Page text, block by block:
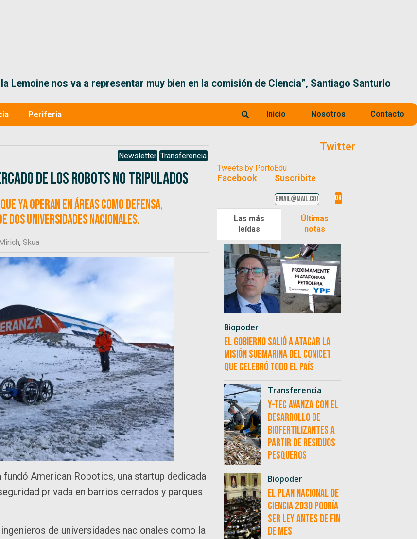
Lemoine nos va a representar muy bien en la comisión de Ciencia”, Santiago Santurio
Periferia Inicio Nosotros Contacto
Newsletter Transferencia
de los robots no tripulados
ya operan en áreas como defensa,
dos universidades nacionales.
, Skua
American Robotics, una startup dedicada
privada en barrios cerrados y parques
de universidades nacionales como la
Twitter
Tweets by PortoEdu
Facebook Suscribite
Las más
leídas
Últimas
notas
Biopoder
El Gobierno salió a atacar la
misión submarina del CONICET
que celebró todo el país
Transferencia
Y-TEC avanza con el
desarrollo de
biofertilizantes a
partir de residuos
pesqueros
Biopoder
El Plan Nacional de
Ciencia 2030 podría
ser ley antes de fin
de mes